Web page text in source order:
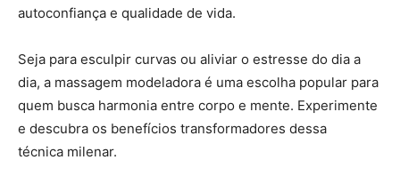
autoconfiança e qualidade de vida.
Seja para esculpir curvas ou aliviar o estresse do dia a
dia, a massagem modeladora é uma escolha popular para
quem busca harmonia entre corpo e mente. Experimente
e descubra os benefícios transformadores dessa
técnica milenar.